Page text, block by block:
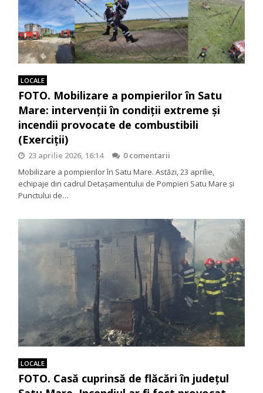
LOCALE
FOTO. Mobilizare a pompierilor în Satu
Mare: intervenții în condiții extreme și
incendii provocate de combustibili
(Exerciții)
23 aprilie 2026, 16:14
0 comentarii
Mobilizare a pompierilor în Satu Mare. Astăzi, 23 aprilie,
echipaje din cadrul Detașamentului de Pompieri Satu Mare și
Punctului de…
LOCALE
FOTO. Casă cuprinsă de flăcări în județul